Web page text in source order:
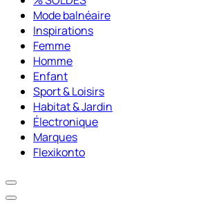
Mode balnéaire
Inspirations
Femme
Homme
Enfant
Sport & Loisirs
Habitat & Jardin
Électronique
Marques
Flexikonto